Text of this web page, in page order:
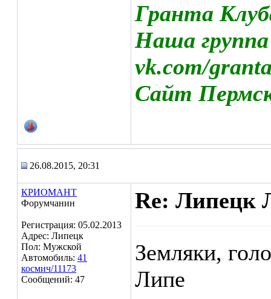
Гранта
Наша
vk.com/
Сайт
26.08.2015, 20:31
КРИОМАНТ
Форумчанин
Регистрация: 05.02.2013
Адрес: Липецк
Пол: Мужской
Автомобиль: 41
космич/11173
Сообщений: 47
Re: Липецк
Земляки,
Липе